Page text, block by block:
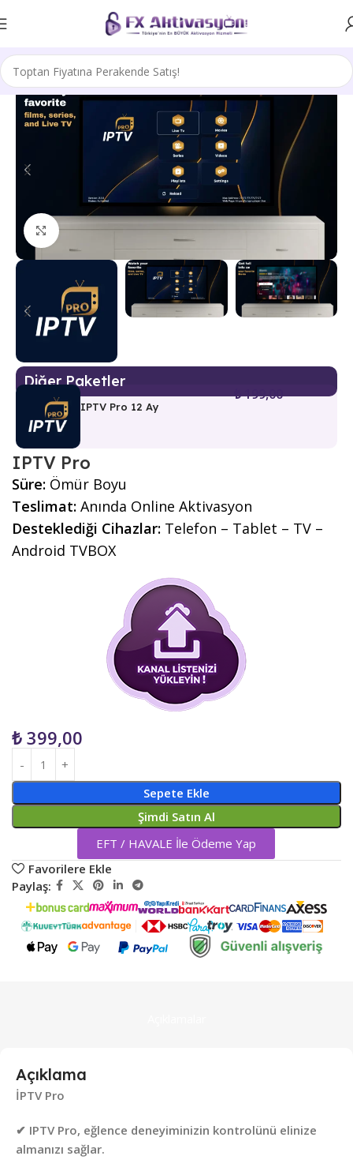
Büyütmek için tıklayın
Diğer Paketler
IPTV Pro 12 Ay
₺199,00
IPTV Pro
Süre: Ömür Boyu
Teslimat: Anında Online Aktivasyon
Desteklediği Cihazlar: Telefon – Tablet – TV –
Android TVBOX
₺ 399,00
Sepete Ekle
Şimdi Satın Al
EFT / HAVALE İle Ödeme Yap
Favorilere Ekle
Paylaş:
Açıklama
İPTV Pro
✔ IPTV Pro, eğlence deneyiminizin kontrolünü elinize
almanızı sağlar.